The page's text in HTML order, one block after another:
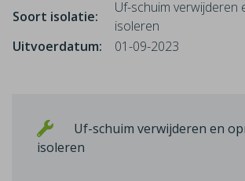
Soort isolatie:
Uf-schuim verwijderen
isoleren
Uitvoerdatum:
01-09-2023
Uf-schuim verwijderen en
isoleren